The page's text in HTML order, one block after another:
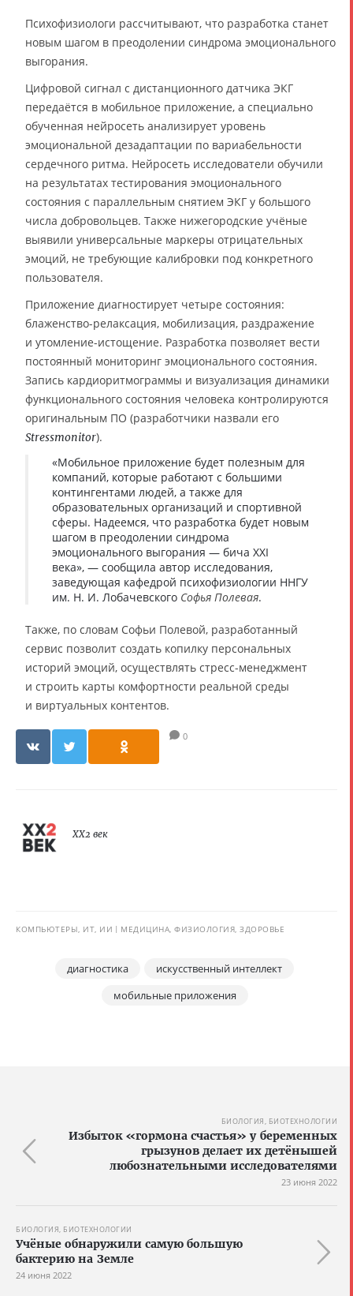
Психофизиологи рассчитывают, что разработка станет
новым шагом в преодолении синдрома эмоционального
выгорания.
Цифровой сигнал с дистанционного датчика ЭКГ
передаётся в мобильное приложение, а специально
обученная нейросеть анализирует уровень
эмоциональной дезадаптации по вариабельности
сердечного ритма. Нейросеть исследователи обучили
на результатах тестирования эмоционального
состояния с параллельным снятием ЭКГ у большого
числа добровольцев. Также нижегородские учёные
выявили универсальные маркеры отрицательных
эмоций, не требующие калибровки под конкретного
пользователя.
Приложение диагностирует четыре состояния:
блаженство-релаксация, мобилизация, раздражение
и утомление-истощение. Разработка позволяет вести
постоянный мониторинг эмоционального состояния.
Запись кардиоритмограммы и визуализация динамики
функционального состояния человека контролируются
оригинальным ПО (разработчики назвали его
Stressmonitor).
«Мобильное приложение будет полезным для
компаний, которые работают с большими
контингентами людей, а также для
образовательных организаций и спортивной
сферы. Надеемся, что разработка будет новым
шагом в преодолении синдрома
эмоционального выгорания — бича XXI
века», — сообщила автор исследования,
заведующая кафедрой психофизиологии ННГУ
им. Н. И. Лобачевского Софья Полевая.
Также, по словам Софьи Полевой, разработанный
сервис позволит создать копилку персональных
историй эмоций, осуществлять стресс-менеджмент
и строить карты комфортности реальной среды
и виртуальных контентов.
0
XX2 век
КОМПЬЮТЕРЫ, ИТ, ИИ МЕДИЦИНА, ФИЗИОЛОГИЯ, ЗДОРОВЬЕ
диагностика
искусственный интеллект
мобильные приложения
БИОЛОГИЯ, БИОТЕХНОЛОГИИ
Избыток «гормона счастья» у беременных
грызунов делает их детёнышей
любознательными исследователями
23 июня 2022
БИОЛОГИЯ, БИОТЕХНОЛОГИИ
Учёные обнаружили самую большую
бактерию на Земле
24 июня 2022